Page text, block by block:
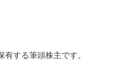
有する筆頭株主です。